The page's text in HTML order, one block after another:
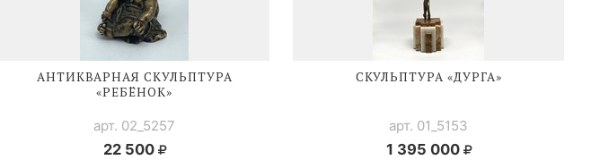
АНТИКВАРНАЯ СКУЛЬПТУРА
«РЕБЁНОК»
арт. 02_5257
22 500
СКУЛЬПТУРА «ДУРГА»
арт. 01_5153
1 395 000